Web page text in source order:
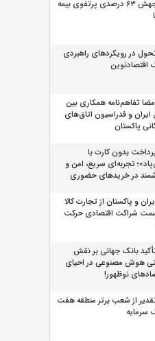
جهش ۶۳ درصدی پرتفوی بیمه
در رویکردهای راهبردی
اقتصادنوین
تفاهم‌نامه همکاری بین
ایران و فدراسیون اتاق‌های
پاکستان
بدون کارت با
تجربه‌ای سریع، امن و
در خریدهای حضوری
و پاکستان از تجارت کالا
شراکت اقتصادی حرکت
بانک جهانی بر نقش
هوش مصنوعی در احیای
نوظهور!
از شعب برتر منطقه هفت
سرمایه